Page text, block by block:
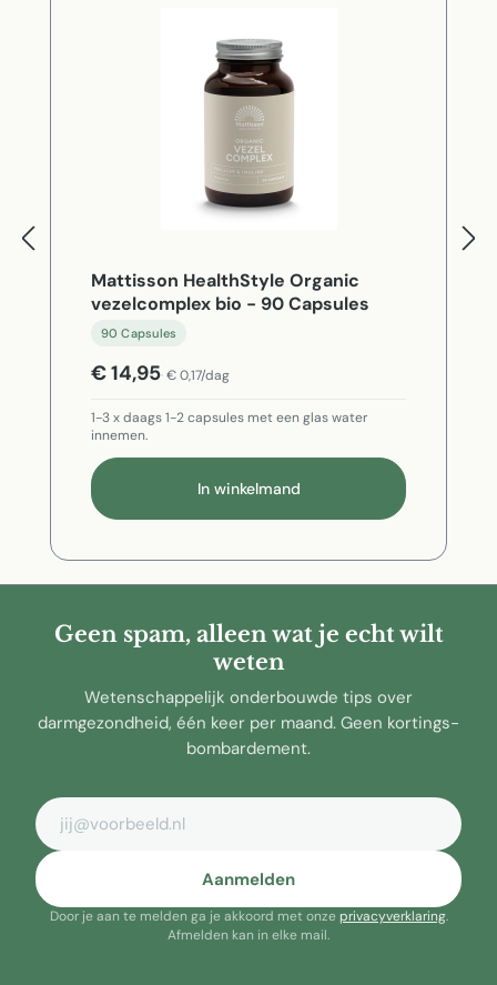
Mattisson HealthStyle Organic
vezelcomplex bio - 90 Capsules
90 Capsules
€ 14,95 € 0,17/dag
1-3 x daags 1-2 capsules met een glas water
innemen.
In winkelmand
Geen spam, alleen wat je echt wilt
weten
Wetenschappelijk onderbouwde tips over
darmgezondheid, één keer per maand. Geen kortings-
bombardement.
E-mailadres
Aanmelden
Door je aan te melden ga je akkoord met onzeprivacyverklaring.
Afmelden kan in elke mail.